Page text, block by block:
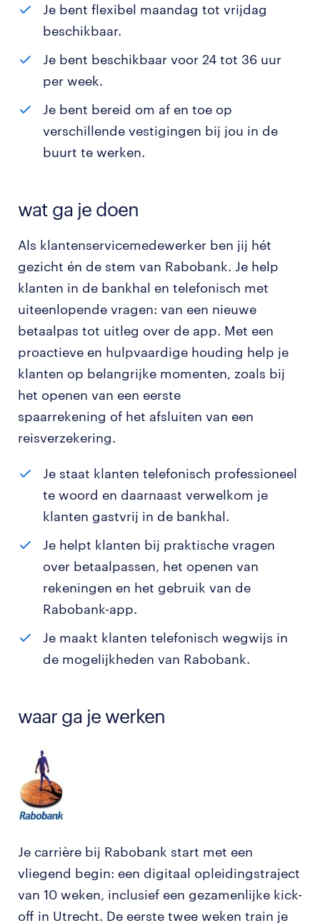
Je bent flexibel maandag tot vrijdag
beschikbaar.
Je bent beschikbaar voor 24 tot 36 uur
per week.
Je bent bereid om af en toe op
verschillende vestigingen bij jou in de
buurt te werken.
wat ga je doen
Als klantenservicemedewerker ben jij hét
gezicht én de stem van Rabobank. Je help
klanten in de bankhal en telefonisch met
uiteenlopende vragen: van een nieuwe
betaalpas tot uitleg over de app. Met een
proactieve en hulpvaardige houding help je
klanten op belangrijke momenten, zoals bij
het openen van een eerste
spaarrekening of het afsluiten van een
reisverzekering.
Je staat klanten telefonisch professioneel
te woord en daarnaast verwelkom je
klanten gastvrij in de bankhal.
Je helpt klanten bij praktische vragen
over betaalpassen, het openen van
rekeningen en het gebruik van de
Rabobank-app.
Je maakt klanten telefonisch wegwijs in
de mogelijkheden van Rabobank.
waar ga je werken
Je carrière bij Rabobank start met een
vliegend begin: een digitaal opleidingstraject
van 10 weken, inclusief een gezamenlijke kick-
off in Utrecht. De eerste twee weken train je